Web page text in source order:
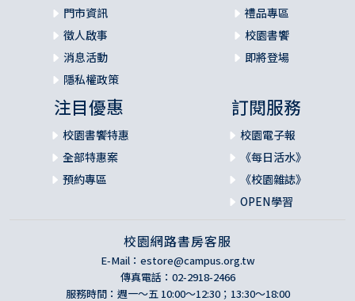
門市資訊
徵人啟事
消息活動
隱私權政策
禮品專區
校園書饗
即將登場
注目優惠
校園書饗特惠
全部特惠案
預約專區
訂閱服務
校園電子報
《每日活水》
《校園雜誌》
OPEN學習
校園網路書房客服
E-Mail： estore@campus.org.tw
傳真電話：02-2918-2466
服務時間：週一～五 10:00～12:30；13:30～18:00